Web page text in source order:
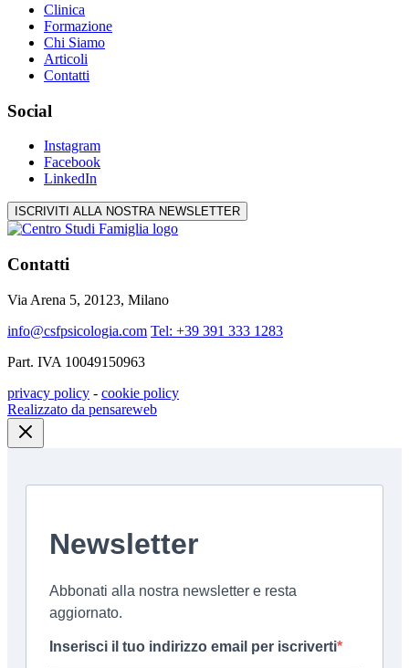
Clinica
Formazione
Chi Siamo
Articoli
Contatti
Social
Instagram
Facebook
LinkedIn
ISCRIVITI ALLA NOSTRA NEWSLETTER
Contatti
Via Arena 5, 20123, Milano
info@csfpsicologia.com Tel: +39 391 333 1283
Part. IVA 10049150963
privacy policy - cookie policy
Realizzato da pensareweb